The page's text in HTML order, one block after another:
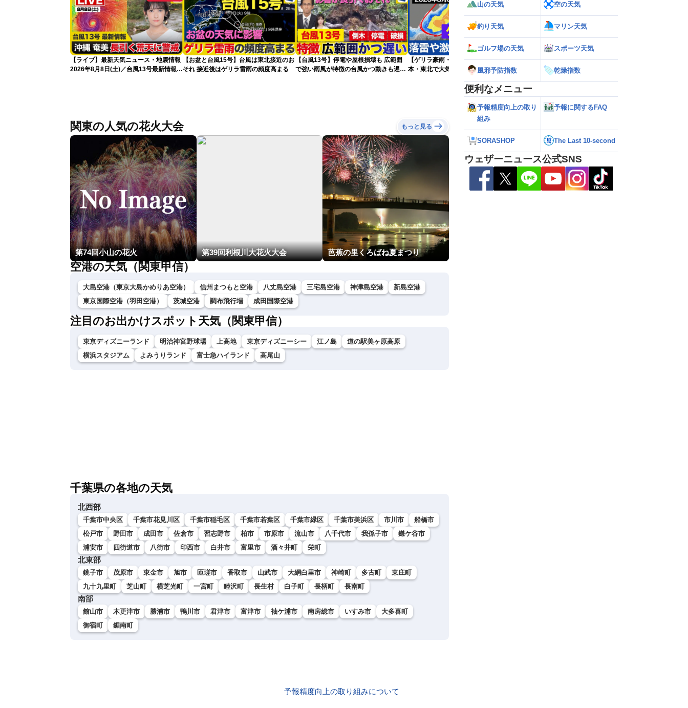
【ライブ】最新天気ニュース・地震情報
2026年8月8日(土)／台風13号最新情報
【お盆と台風15号】台風は東北接近のお
それ 接近後はゲリラ雷雨の頻度高まる
【台風13号】停電や屋根損壊も 広範囲
で強い雨風が特徴の台風かつ動きも遅く
【ゲリラ豪雨・落雷警戒】午後は東日
本・東北で大気の状態が非常に不安定に
【台風13号 2026】台風離れてもスパイ
ラルバンドによる大雨警戒（8日6時情
関東の人気の花火大会 もっと見る
第74回小山の花火 第39回利根川大花火大会 芭蕉の里くろばね夏まつり
空港の天気（関東甲信）
大島空港（東京大島かめりあ空港） 信州まつもと空港 八丈島空港 三宅島空港 神津島空港
新島空港
東京国際空港（羽田空港）
茨城空港 調布飛行場 成田国際空港
注目のお出かけスポット天気（関東甲信）
東京ディズニーランド 明治神宮野球場 上高地 東京ディズニーシー 江ノ島
道の駅美ヶ原高原
横浜スタジアム
よみうりランド 富士急ハイランド 高尾山
千葉県の各地の天気
北西部
千葉市中央区 千葉市花見川区 千葉市稲毛区 千葉市若葉区 千葉市緑区 千葉市美浜区 市川市
船橋市
松戸市
野田市 成田市 佐倉市 習志野市 柏市 市原市 流山市 八千代市 我孫子市
鎌ケ谷市
浦安市
四街道市 八街市 印西市 白井市 富里市 酒々井町 栄町
北東部
銚子市 茂原市 東金市 旭市 匝瑳市 香取市 山武市 大網白里市 神崎町 多古町
東庄町
九十九里町
芝山町 横芝光町 一宮町 睦沢町 長生村 白子町 長柄町 長南町
南部
館山市 木更津市 勝浦市 鴨川市 君津市 富津市 袖ケ浦市 南房総市 いすみ市
大多喜町
御宿町
鋸南町
山の天気 空の天気
釣り天気 マリン天気
ゴルフ場の天気 スポーツ天気
風邪予防指数 乾燥指数
便利なメニュー
予報精度向上の取り
組み
予報に関するFAQ
SORASHOP The Last 10-second
ウェザーニュース公式SNS
予報精度向上の取り組みについて